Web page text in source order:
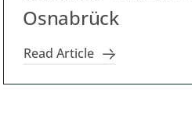
Osnabrück
Read Article